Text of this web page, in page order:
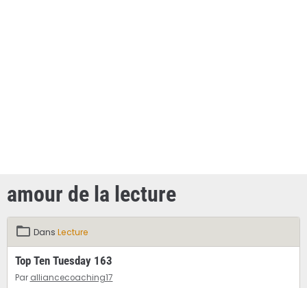
amour de la lecture
Dans Lecture
Top Ten Tuesday 163
Par alliancecoaching17